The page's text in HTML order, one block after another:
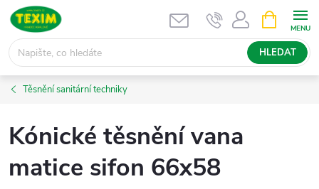
Přejít
obsah
HLEDAT
NÁKUPNÍ
KOŠÍK
Těsnění sanitární techniky
Kónické těsnění vana
matice sifon 66x58